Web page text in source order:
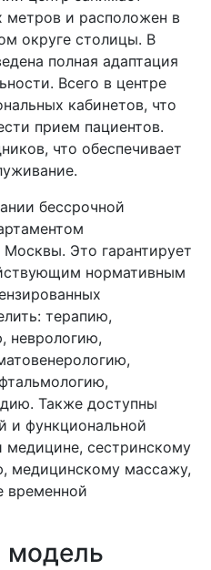
метров и расположен в
округе столицы. В
полная адаптация
Всего в центре
кабинетов, что
прием пациентов.
что обеспечивает
бессрочной
Это гарантирует
нормативным
терапию,
неврологию,
Также доступны
и функциональной
медицине, сестринскому
медицинскому массажу,
временной
модель